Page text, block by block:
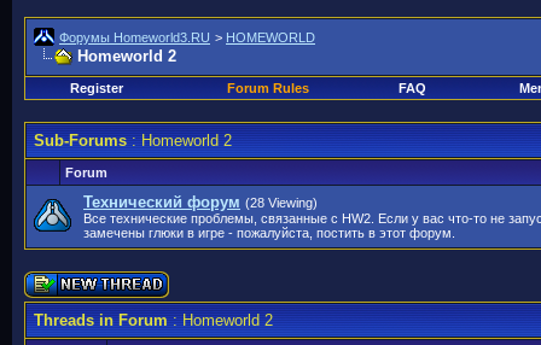
Форумы Homeworld3.RU > HOMEWORLD
Homeworld 2
Register Forum Rules FAQ
Sub-Forums: Homeworld 2
Forum
Технический форум (28 Viewing)
Все технические проблемы, связанные с HW2. Если у вас что-то не
замечены глюки в игре - пожалуйста, постить в этот форум.
Threads in Forum: Homeworld 2